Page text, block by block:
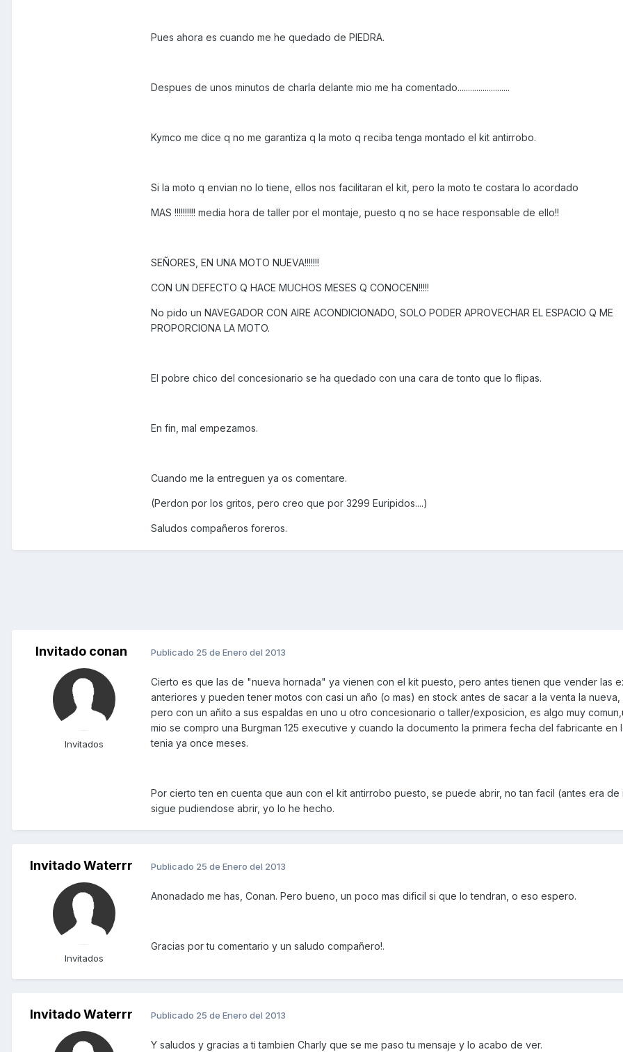
Pues ahora es cuando me he quedado de PIEDRA.
Despues de unos minutos de charla delante mio me ha comentado.........................
Kymco me dice q no me garantiza q la moto q reciba tenga montado el kit antirrobo.
Si la moto q envian no lo tiene, ellos nos facilitaran el kit, pero la moto te costara lo acordado
MAS !!!!!!!!!! media hora de taller por el montaje, puesto q no se hace responsable de ello!!
SEÑORES, EN UNA MOTO NUEVA!!!!!!!
CON UN DEFECTO Q HACE MUCHOS MESES Q CONOCEN!!!!!
No pido un NAVEGADOR CON AIRE ACONDICIONADO, SOLO PODER APROVECHAR EL ESPACIO Q ME
PROPORCIONA LA MOTO.
El pobre chico del concesionario se ha quedado con una cara de tonto que lo flipas.
En fin, mal empezamos.
Cuando me la entreguen ya os comentare.
(Perdon por los gritos, pero creo que por 3299 Euripidos....)
Saludos compañeros foreros.
Invitado conan
Invitados
Publicado 25 de Enero del 2013
Cierto es que las de "nueva hornada" ya vienen con el kit puesto, pero antes tienen que vender las
anteriores y pueden tener motos con casi un año (o mas) en stock antes de sacar a la venta la nueva,
pero con un añito a sus espaldas en uno u otro concesionario o taller/exposicion, es algo muy
mio se compro una Burgman 125 executive y cuando la documento la primera fecha del fabricante en
tenia ya once meses.
Por cierto ten en cuenta que aun con el kit antirrobo puesto, se puede abrir, no tan facil (antes era de
sigue pudiendose abrir, yo lo he hecho.
Invitado Waterrr
Invitados
Publicado 25 de Enero del 2013
Anonadado me has, Conan. Pero bueno, un poco mas dificil si que lo tendran, o eso espero.
Gracias por tu comentario y un saludo compañero!.
Invitado Waterrr Publicado 25 de Enero del 2013
Y saludos y gracias a ti tambien Charly que se me paso tu mensaje y lo acabo de ver.